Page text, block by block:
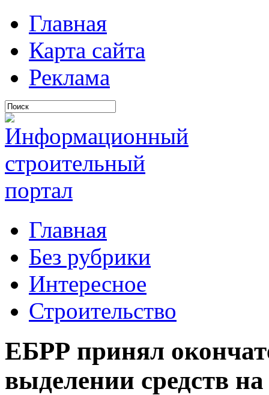
Главная
Карта сайта
Реклама
Главная
Без рубрики
Интересное
Строительство
ЕБРР принял
выделении средств